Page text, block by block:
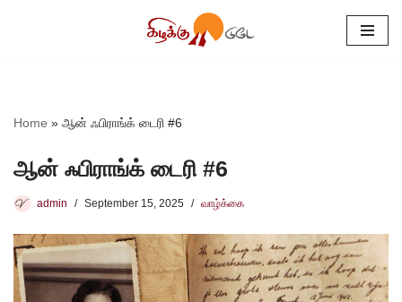
Home » ஆன் ஃபிராங்க் டைரி #6
ஆன் ஃபிராங்க் டைரி #6
admin September 15, 2025 வாழ்க்கை